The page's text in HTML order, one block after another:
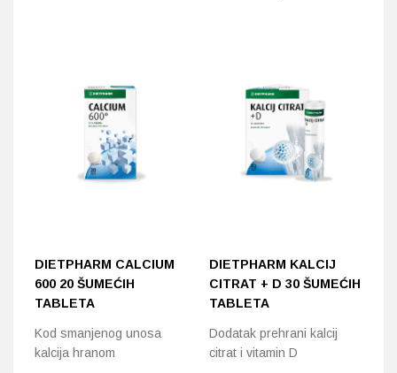
DIETPHARM CALCIUM
600 20 ŠUMEĆIH
TABLETA
Kod smanjenog unosa
kalcija hranom
DIETPHARM KALCIJ
CITRAT + D 30 ŠUMEĆIH
TABLETA
Dodatak prehrani kalcij
citrat i vitamin D